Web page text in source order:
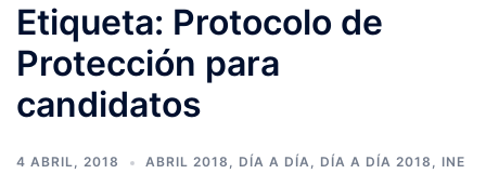
Etiqueta: Protocolo de
Protección para
candidatos
4 ABRIL, 2018 ABRIL 2018 , DÍA A DÍA, DÍA A DÍA 2018 , INE